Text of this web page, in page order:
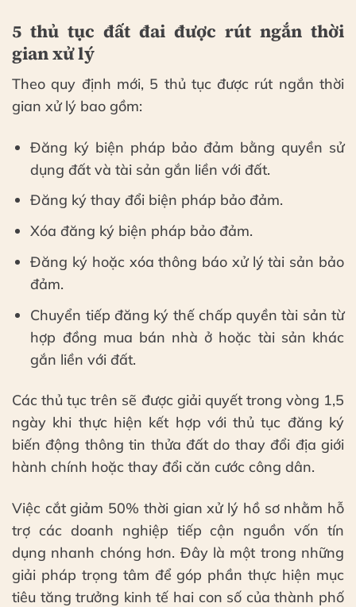
5 thủ tục đất đai được rút ngắn thời
gian xử lý
Theo quy định mới, 5 thủ tục được rút ngắn thời
gian xử lý bao gồm:
Đăng ký biện pháp bảo đảm bằng quyền sử
dụng đất và tài sản gắn liền với đất.
Đăng ký thay đổi biện pháp bảo đảm.
Xóa đăng ký biện pháp bảo đảm.
Đăng ký hoặc xóa thông báo xử lý tài sản bảo
đảm.
Chuyển tiếp đăng ký thế chấp quyền tài sản từ
hợp đồng mua bán nhà ở hoặc tài sản khác
gắn liền với đất.
Các thủ tục trên sẽ được giải quyết trong vòng 1,5
ngày khi thực hiện kết hợp với thủ tục đăng ký
biến động thông tin thửa đất do thay đổi địa giới
hành chính hoặc thay đổi căn cước công dân.
Việc cắt giảm 50% thời gian xử lý hồ sơ nhằm hỗ
trợ các doanh nghiệp tiếp cận nguồn vốn tín
dụng nhanh chóng hơn. Đây là một trong những
giải pháp trọng tâm để góp phần thực hiện mục
tiêu tăng trưởng kinh tế hai con số của thành phố